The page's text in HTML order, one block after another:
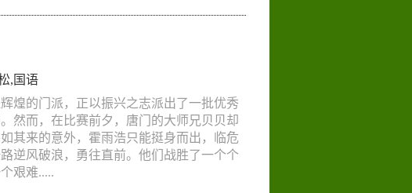
, 国语
煌的门派，正以振兴之志派出了一批优秀
然而，在比赛前夕，唐门的大师兄贝贝却
其来的意外，霍雨浩只能挺身而出，临危
逆风破浪，勇往直前。他们战胜了一个个
艰难.....